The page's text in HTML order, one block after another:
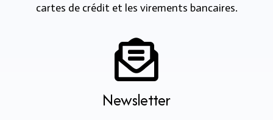
cartes de crédit et les virements bancaires.
Newsletter